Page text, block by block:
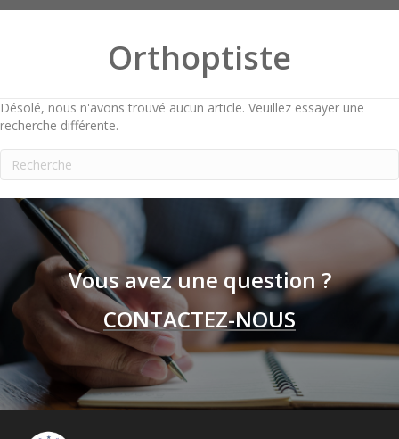
Orthoptiste
Désolé, nous n'avons trouvé aucun article. Veuillez essayer une
recherche différente.
Vous avez une question ?
CONTACTEZ-NOUS